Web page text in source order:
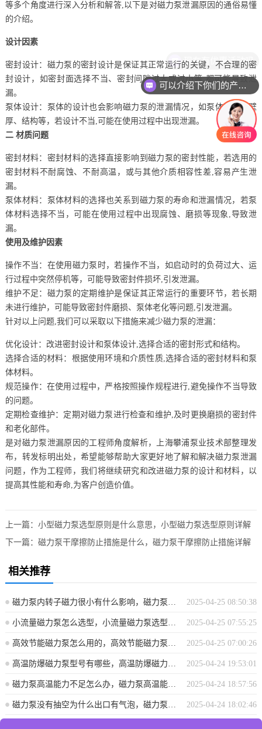
等多个角度进行深入分析和解答,以下是对磁力泵泄漏原因的通俗易懂
的介绍。
设计因素
密封设计：磁力泵的密封设计是保证其正常运行的关键，不合理的密
封设计，如密封面选择不当、密封间隙过大或过小等,都可能导致泄
漏。
泵体设计：泵体的设计也会影响磁力泵的泄漏情况，如泵体材质、壁
厚、结构等，若设计不当,可能在使用过程中出现泄漏。
二 材质问题
密封材料：密封材料的选择直接影响到磁力泵的密封性能，若选用的
密封材料不耐腐蚀、不耐高温，或与其他介质相容性差,容易产生泄
漏。
泵体材料：泵体材料的选择也关系到磁力泵的寿命和泄漏情况，若泵
体材料选择不当，可能在使用过程中出现腐蚀、磨损等现象,导致泄
漏。
使用及维护因素
操作不当：在使用磁力泵时，若操作不当，如启动时的负荷过大、运
行过程中突然停机等，可能导致密封件损坏,引发泄漏。
维护不足：磁力泵的定期维护是保证其正常运行的重要环节，若长期
未进行维护，可能导致密封件磨损、泵体老化等问题,引发泄漏。
针对以上问题,我们可以采取以下措施来减少磁力泵的泄漏：
优化设计：改进密封设计和泵体设计,选择合适的密封形式和结构。
选择合适的材料：根据使用环境和介质性质,选择合适的密封材料和泵
体材料。
规范操作：在使用过程中，严格按照操作规程进行,避免操作不当导致
的问题。
定期检查维护：定期对磁力泵进行检查和维护,及时更换磨损的密封件
和老化部件。
是对磁力泵泄漏原因的工程师角度解析，上海攀浦泵业技术部整理发
布，转发标明出处，希望能够帮助大家更好地了解和解决磁力泵泄漏
问题，作为工程师，我们将继续研究和改进磁力泵的设计和材料，以
提高其性能和寿命,为客户创造价值。
上一篇： 小型磁力泵选型原则是什么意思，小型磁力泵选型原则详解
下一篇： 磁力泵干摩擦防止措施是什么，磁力泵干摩擦防止措施详解
相关推荐
2025-04-25 08:50:38
磁力泵内转子磁力很小有什么影响，磁力泵内转子磁力减小的影响分析
2025-04-25 07:55:25
小流量磁力泵怎么选型，小流量磁力泵选型指南
2025-04-25 07:00:26
高效节能磁力泵怎么用的，高效节能磁力泵使用指南
2025-04-24 19:53:01
高温防爆磁力泵型号有哪些，高温防爆磁力泵型号概览
2025-04-24 18:57:56
磁力泵高温能力不足怎么办，磁力泵高温能力不足解决方案探讨
2025-04-24 18:02:46
磁力泵没有抽空为什么出口有气泡，磁力泵出口气泡成因解析，非抽空状态下为何仍有气泡？